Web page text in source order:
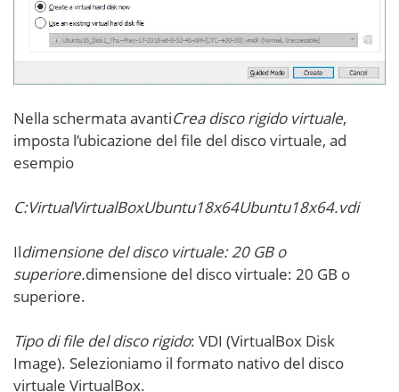
Nella schermata avantiCrea disco rigido virtuale,
imposta l’ubicazione del file del disco virtuale, ad
esempio
C:VirtualVirtualBoxUbuntu18x64Ubuntu18x64.vdi
Ildimensione del disco virtuale: 20 GB o
superiore.dimensione del disco virtuale: 20 GB o
superiore.
Tipo di file del disco rigido: VDI (VirtualBox Disk
Image). Selezioniamo il formato nativo del disco
virtuale VirtualBox.